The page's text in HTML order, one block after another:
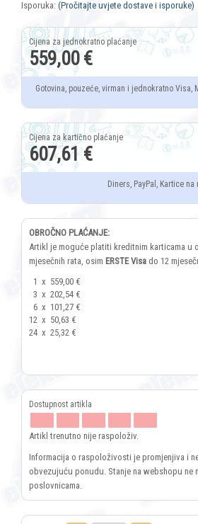
Isporuka: (Pročitajte uvjete dostave i isporuke)
559,00 €
Gotovina, pouzeće, virman i jednokratno Visa,
607,61 €
Diners, PayPal, Kartice na
OBROČNO PLAĆANJE:
Artikl je moguće platiti kreditnim karticama u
mjesečnih rata, osim ERSTE Visa do 12
1 x 559,00 €
3 x 202,54 €
6 x 101,27 €
12 x 50,63 €
24 x 25,32 €
Artikl trenutno nije raspoloživ.
Informacija o raspoloživosti je promjenjiva i
obvezujuću ponudu. Stanje na webshopu ne
poslovnicama.